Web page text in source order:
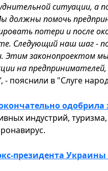
ситуации, а
должны помочь
потери и после
Следующий наш шаг -
Этим законопроектом
на
, - пояснили в "Слуге
одобрила
индустрий,
президента